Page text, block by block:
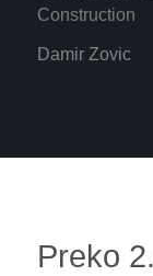
Construction
Damir Zovic
Preko